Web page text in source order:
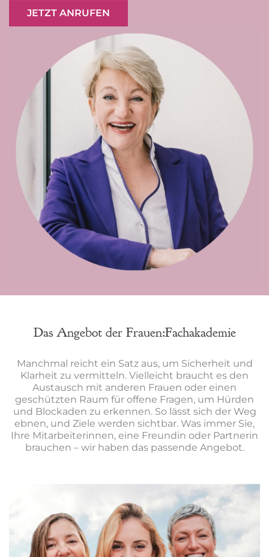
JETZT ANRUFEN
Das Angebot der Frauen:Fachakademie
Manchmal reicht ein Satz aus, um Sicherheit und
Klarheit zu vermitteln. Vielleicht braucht es den
Austausch mit anderen Frauen oder einen
geschützten Raum für offene Fragen, um Hürden
und Blockaden zu erkennen. So lässt sich der Weg
ebnen, und Ziele werden sichtbar. Was immer Sie,
Ihre Mitarbeiterinnen, eine Freundin oder Partnerin
brauchen – wir haben das passende Angebot.